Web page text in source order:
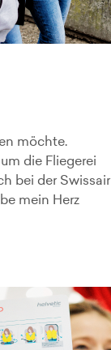
möchte.
die Fliegerei
bei der Swissair
mein Herz